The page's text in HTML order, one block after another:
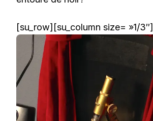
[su_row][su_column size= »1/3″]